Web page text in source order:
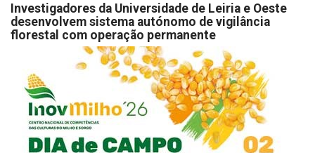
Investigadores da Universidade de Leiria e Oeste
desenvolvem sistema autónomo de vigilância
florestal com operação permanente